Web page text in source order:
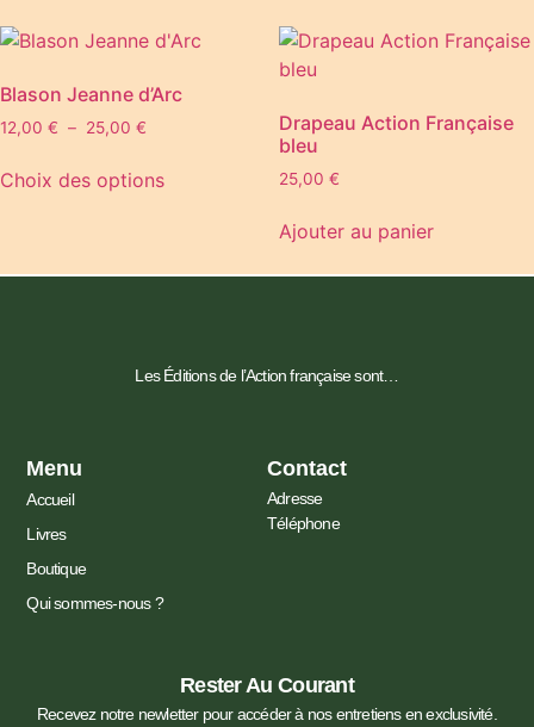
Blason Jeanne d’Arc
12,00 € – 25,00 €
Choix des options
Drapeau Action Française
bleu
25,00 €
Ajouter au panier
Les Éditions de l’Action française sont…
Menu
Accueil
Livres
Boutique
Qui sommes-nous ?
Contact
Adresse
Téléphone
Rester Au Courant
Recevez notre newletter pour accéder à nos entretiens en exclusivité.